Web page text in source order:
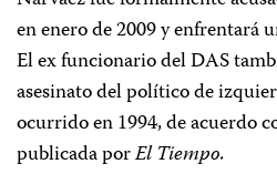
en enero de 2009 y enfrentará
El ex funcionario del DAS
asesinato del político de
ocurrido en 1994, de acuerdo
publicada porEl Tiempo.